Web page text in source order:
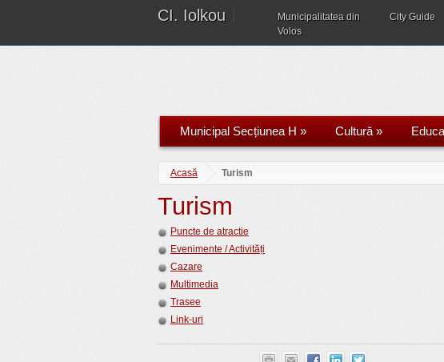
CI. Iolkou
Municipalitatea din
Volos
City Guide
Municipal Secțiunea H » Cultură»
Acasă Turism
Turism
Puncte de atractie
Evenimente / Activități
Cazare
Multimedia
Trasee
Link-uri